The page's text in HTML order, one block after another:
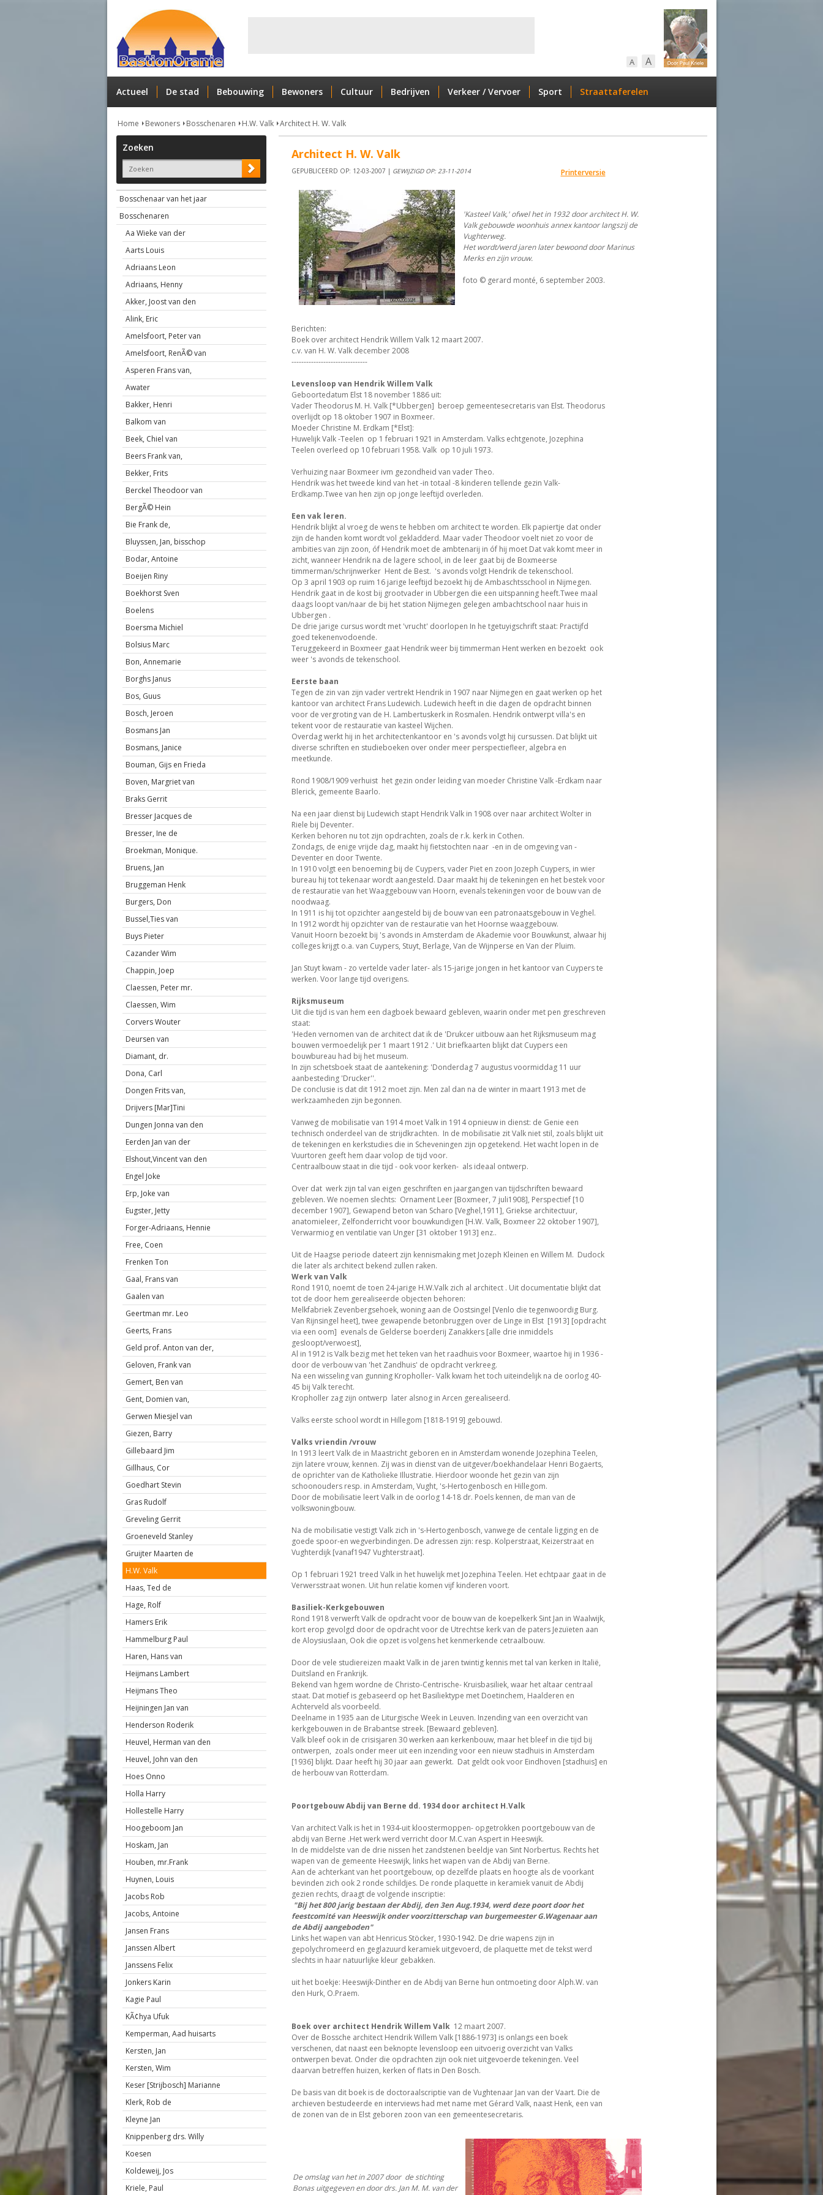
A A
Actueel De stad Bebouwing Bewoners Cultuur Bedrijven Verkeer / Vervoer Sport Straattaferelen
Home Bewoners Bosschenaren H.W. Valk Architect H. W. Valk
Zoeken
Bosschenaar van het jaar
Bosschenaren
Aa Wieke van der
Aarts Louis
Adriaans Leon
Adriaans, Henny
Akker, Joost van den
Alink, Eric
Amelsfoort, Peter van
Amelsfoort, RenÃ© van
Asperen Frans van,
Awater
Bakker, Henri
Balkom van
Beek, Chiel van
Beers Frank van,
Bekker, Frits
Berckel Theodoor van
BergÃ© Hein
Bie Frank de,
Bluyssen, Jan, bisschop
Bodar, Antoine
Boeijen Riny
Boekhorst Sven
Boelens
Boersma Michiel
Bolsius Marc
Bon, Annemarie
Borghs Janus
Bos, Guus
Bosch, Jeroen
Bosmans Jan
Bosmans, Janice
Bouman, Gijs en Frieda
Boven, Margriet van
Braks Gerrit
Bresser Jacques de
Bresser, Ine de
Broekman, Monique.
Bruens, Jan
Bruggeman Henk
Burgers, Don
Bussel,Ties van
Buys Pieter
Cazander Wim
Chappin, Joep
Claessen, Peter mr.
Claessen, Wim
Corvers Wouter
Deursen van
Diamant, dr.
Dona, Carl
Dongen Frits van,
Drijvers [Mar]Tini
Dungen Jonna van den
Eerden Jan van der
Elshout,Vincent van den
Engel Joke
Erp, Joke van
Eugster, Jetty
Forger-Adriaans, Hennie
Free, Coen
Frenken Ton
Gaal, Frans van
Gaalen van
Geertman mr. Leo
Geerts, Frans
Geld prof. Anton van der,
Geloven, Frank van
Gemert, Ben van
Gent, Domien van,
Gerwen Miesjel van
Giezen, Barry
Gillebaard Jim
Gillhaus, Cor
Goedhart Stevin
Gras Rudolf
Greveling Gerrit
Groeneveld Stanley
Gruijter Maarten de
H.W. Valk
Haas, Ted de
Hage, Rolf
Hamers Erik
Hammelburg Paul
Haren, Hans van
Heijmans Lambert
Heijmans Theo
Heijningen Jan van
Henderson Roderik
Heuvel, Herman van den
Heuvel, John van den
Hoes Onno
Holla Harry
Hollestelle Harry
Hoogeboom Jan
Hoskam, Jan
Houben, mr.Frank
Huynen, Louis
Jacobs Rob
Jacobs, Antoine
Jansen Frans
Janssen Albert
Janssens Felix
Jonkers Karin
Kagie Paul
KÃ¢hya Ufuk
Kemperman, Aad huisarts
Kersten, Jan
Kersten, Wim
Keser [Strijbosch] Marianne
Klerk, Rob de
Kleyne Jan
Knippenberg drs. Willy
Koesen
Koldeweij, Jos
Kriele, Paul
Architect H. W. Valk
Printerversie
GEPUBLICEERD OP: 12-03-2007 | GEWIJZIGD OP: 23-11-2014
'Kasteel Valk,' ofwel het in 1932 door architect H. W.
Valk gebouwde woonhuis annex kantoor langszij de
Vughterweg.
Het wordt/werd jaren later bewoond door Marinus
Merks en zijn vrouw.
foto © gerard monté, 6 september 2003.
Berichten:
Boek over architect Hendrik Willem Valk 12 maart 2007.
c.v. van H. W. Valk december 2008
-------------------------------
Levensloop van Hendrik Willem Valk
Geboortedatum Elst 18 november 1886 uit:
Vader Theodorus M. H. Valk [*Ubbergen] beroep gemeentesecretaris van Elst. Theodorus
overlijdt op 18 oktober 1907 in Boxmeer.
Moeder Christine M. Erdkam [*Elst]:
Huwelijk Valk -Teelen op 1 februari 1921 in Amsterdam. Valks echtgenote, Jozephina
Teelen overleed op 10 februari 1958. Valk op 10 juli 1973.
Verhuizing naar Boxmeer ivm gezondheid van vader Theo.
Hendrik was het tweede kind van het -in totaal -8 kinderen tellende gezin Valk-
Erdkamp.Twee van hen zijn op jonge leeftijd overleden.
Een vak leren.
Hendrik blijkt al vroeg de wens te hebben om architect te worden. Elk papiertje dat onder
zijn de handen komt wordt vol gekladderd. Maar vader Theodoor voelt niet zo voor de
ambities van zijn zoon, óf Hendrik moet de ambtenarij in óf hij moet Dat vak komt meer in
zicht, wanneer Hendrik na de lagere school, in de leer gaat bij de Boxmeerse
timmerman/schrijnwerker Hent de Best. 's avonds volgt Hendrik de tekenschool.
Op 3 april 1903 op ruim 16 jarige leeftijd bezoekt hij de Ambaschtsschool in Nijmegen.
Hendrik gaat in de kost bij grootvader in Ubbergen die een uitspanning heeft.Twee maal
daags loopt van/naar de bij het station Nijmegen gelegen ambachtschool naar huis in
Ubbergen .
De drie jarige cursus wordt met 'vrucht' doorlopen In he tgetuyigschrift staat: Practijfd
goed tekenenvodoende.
Teruggekeerd in Boxmeer gaat Hendrik weer bij timmerman Hent werken en bezoekt ook
weer 's avonds de tekenschool.
Eerste baan
Tegen de zin van zijn vader vertrekt Hendrik in 1907 naar Nijmegen en gaat werken op het
kantoor van architect Frans Ludewich. Ludewich heeft in die dagen de opdracht binnen
voor de vergroting van de H. Lambertuskerk in Rosmalen. Hendrik ontwerpt villa's en
tekent voor de restauratie van kasteel Wijchen.
Overdag werkt hij in het architectenkantoor en 's avonds volgt hij cursussen. Dat blijkt uit
diverse schriften en studieboeken over onder meer perspectiefleer, algebra en
meetkunde.
Rond 1908/1909 verhuist het gezin onder leiding van moeder Christine Valk -Erdkam naar
Blerick, gemeente Baarlo.
Na een jaar dienst bij Ludewich stapt Hendrik Valk in 1908 over naar architect Wolter in
Riele bij Deventer.
Kerken behoren nu tot zijn opdrachten, zoals de r.k. kerk in Cothen.
Zondags, de enige vrijde dag, maakt hij fietstochten naar -en in de omgeving van -
Deventer en door Twente.
In 1910 volgt een benoeming bij de Cuypers, vader Piet en zoon Jozeph Cuypers, in wier
bureau hij tot tekenaar wordt aangesteld. Daar maakt hij de tekeningen en het bestek voor
de restauratie van het Waaggebouw van Hoorn, evenals tekeningen voor de bouw van de
noodwaag.
In 1911 is hij tot opzichter aangesteld bij de bouw van een patronaatsgebouw in Veghel.
In 1912 wordt hij opzichter van de restauratie van het Hoornse waaggebouw.
Vanuit Hoorn bezoekt bij 's avonds in Amsterdam de Akademie voor Bouwkunst, alwaar hij
colleges krijgt o.a. van Cuypers, Stuyt, Berlage, Van de Wijnperse en Van der Pluim.
Jan Stuyt kwam - zo vertelde vader later- als 15-jarige jongen in het kantoor van Cuypers te
werken. Voor lange tijd overigens.
Rijksmuseum
Uit die tijd is van hem een dagboek bewaard gebleven, waarin onder met pen greschreven
staat:
'Heden vernomen van de architect dat ik de 'Drukcer uitbouw aan het Rijksmuseum mag
bouwen vermoedelijk per 1 maart 1912 .' Uit briefkaarten blijkt dat Cuypers een
bouwbureau had bij het museum.
In zijn schetsboek staat de aantekening: 'Donderdag 7 augustus voormiddag 11 uur
aanbesteding 'Drucker''.
De conclusie is dat dit 1912 moet zijn. Men zal dan na de winter in maart 1913 met de
werkzaamheden zijn begonnen.
Vanweg de mobilisatie van 1914 moet Valk in 1914 opnieuw in dienst: de Genie een
technisch onderdeel van de strijdkrachten. In de mobilisatie zit Valk niet stil, zoals blijkt uit
de tekeningen en kerkstudies die in Scheveningen zijn opgetekend. Het wacht lopen in de
Vuurtoren geeft hem daar volop de tijd voor.
Centraalbouw staat in die tijd - ook voor kerken- als ideaal ontwerp.
Over dat werk zijn tal van eigen geschriften en jaargangen van tijdschriften bewaard
gebleven. We noemen slechts: Ornament Leer [Boxmeer, 7 juli1908], Perspectief [10
december 1907], Gewapend beton van Scharo [Veghel,1911], Griekse architectuur,
anatomieleer, Zelfonderricht voor bouwkundigen [H.W. Valk, Boxmeer 22 oktober 1907],
Verwarmiog en ventilatie van Unger [31 oktober 1913] enz..
Uit de Haagse periode dateert zijn kennismaking met Jozeph Kleinen en Willem M. Dudock
die later als architect bekend zullen raken.
Werk van Valk
Rond 1910, noemt de toen 24-jarige H.W.Valk zich al architect . Uit documentatie blijkt dat
tot de door hem gerealiseerde objecten behoren:
Melkfabriek Zevenbergsehoek, woning aan de Oostsingel [Venlo die tegenwoordig Burg.
Van Rijnsingel heet], twee gewapende betonbruggen over de Linge in Elst [1913] [opdracht
via een oom] evenals de Gelderse boerderij Zanakkers [alle drie inmiddels
gesloopt/verwoest],
Al in 1912 is Valk bezig met het teken van het raadhuis voor Boxmeer, waartoe hij in 1936 -
door de verbouw van 'het Zandhuis' de opdracht verkreeg.
Na een wisseling van gunning Kropholler- Valk kwam het toch uiteindelijk na de oorlog 40-
45 bij Valk terecht.
Kropholler zag zijn ontwerp later alsnog in Arcen gerealiseerd.
Valks eerste school wordt in Hillegom [1818-1919] gebouwd.
Valks vriendin /vrouw
In 1913 leert Valk de in Maastricht geboren en in Amsterdam wonende Jozephina Teelen,
zijn latere vrouw, kennen. Zij was in dienst van de uitgever/boekhandelaar Henri Bogaerts,
de oprichter van de Katholieke Illustratie. Hierdoor woonde het gezin van zijn
schoonouders resp. in Amsterdam, Vught, 's-Hertogenbosch en Hillegom.
Door de mobilisatie leert Valk in de oorlog 14-18 dr. Poels kennen, de man van de
volkswoningbouw.
Na de mobilisatie vestigt Valk zich in 's-Hertogenbosch, vanwege de centale ligging en de
goede spoor-en wegverbindingen. De adressen zijn: resp. Kolperstraat, Keizerstraat en
Vughterdijk [vanaf1947 Vughterstraat].
Op 1 februari 1921 treed Valk in het huwelijk met Jozephina Teelen. Het echtpaar gaat in de
Verwersstraat wonen. Uit hun relatie komen vijf kinderen voort.
Basiliek-Kerkgebouwen
Rond 1918 verwerft Valk de opdracht voor de bouw van de koepelkerk Sint Jan in Waalwijk,
kort erop gevolgd door de opdracht voor de Utrechtse kerk van de paters Jezuïeten aan
de Aloysiuslaan, Ook die opzet is volgens het kenmerkende cetraalbouw.
Door de vele studiereizen maakt Valk in de jaren twintig kennis met tal van kerken in Italië,
Duitsland en Frankrijk.
Bekend van hgem wordne de Christo-Centrische- Kruisbasiliek, waar het altaar centraal
staat. Dat motief is gebaseerd op het Basiliektype met Doetinchem, Haalderen en
Achterveld als voorbeeld.
Deelname in 1935 aan de Liturgische Week in Leuven. Inzending van een overzicht van
kerkgebouwen in de Brabantse streek. [Bewaard gebleven].
Valk bleef ook in de crisisjaren 30 werken aan kerkenbouw, maar het bleef in die tijd bij
ontwerpen, zoals onder meer uit een inzending voor een nieuw stadhuis in Amsterdam
[1936] blijkt. Daar heeft hij 30 jaar aan gewerkt. Dat geldt ook voor Eindhoven [stadhuis] en
de herbouw van Rotterdam.
Poortgebouw Abdij van Berne dd. 1934 door architect H.Valk
Van architect Valk is het in 1934-uit kloostermoppen- opgetrokken poortgebouw van de
abdij van Berne .Het werk werd verricht door M.C.van Aspert in Heeswijk.
In de middelste van de drie nissen het zandstenen beeldje van Sint Norbertus. Rechts het
wapen van de gemeente Heeswijk, links het wapen van de Abdij van Berne.
Aan de achterkant van het poortgebouw, op dezelfde plaats en hoogte als de voorkant
bevinden zich ook 2 ronde schildjes. De ronde plaquette in keramiek vanuit de Abdij
gezien rechts, draagt de volgende inscriptie:
"Bij het 800 jarig bestaan der Abdij, den 3en Aug.1934, werd deze poort door het
feestcomité van Heeswijk onder voorzitterschap van burgemeester G.Wagenaar aan
de Abdij aangeboden"
Links het wapen van abt Henricus Stöcker, 1930-1942. De drie wapens zijn in
gepolychromeerd en geglazuurd keramiek uitgevoerd, de plaquette met de tekst werd
slechts in haar natuurlijke kleur gebakken.
uit het boekje: Heeswijk-Dinther en de Abdij van Berne hun ontmoeting door Alph.W. van
den Hurk, O.Praem.
Boek over architect Hendrik Willem Valk 12 maart 2007.
Over de Bossche architect Hendrik Willem Valk [1886-1973] is onlangs een boek
verschenen, dat naast een beknopte levensloop een uitvoerig overzicht van Valks
ontwerpen bevat. Onder die opdrachten zijn ook niet uitgevoerde tekeningen. Veel
daarvan betreffen huizen, kerken of flats in Den Bosch.
De basis van dit boek is de doctoraalscriptie van de Vughtenaar Jan van der Vaart. Die de
archieven bestudeerde en interviews had met name met Gérard Valk, naast Henk, een van
de zonen van de in Elst geboren zoon van een gemeentesecretaris.
De omslag van het in 2007 door de stichting
Bonas uitgegeven en door drs. Jan M. M. van der